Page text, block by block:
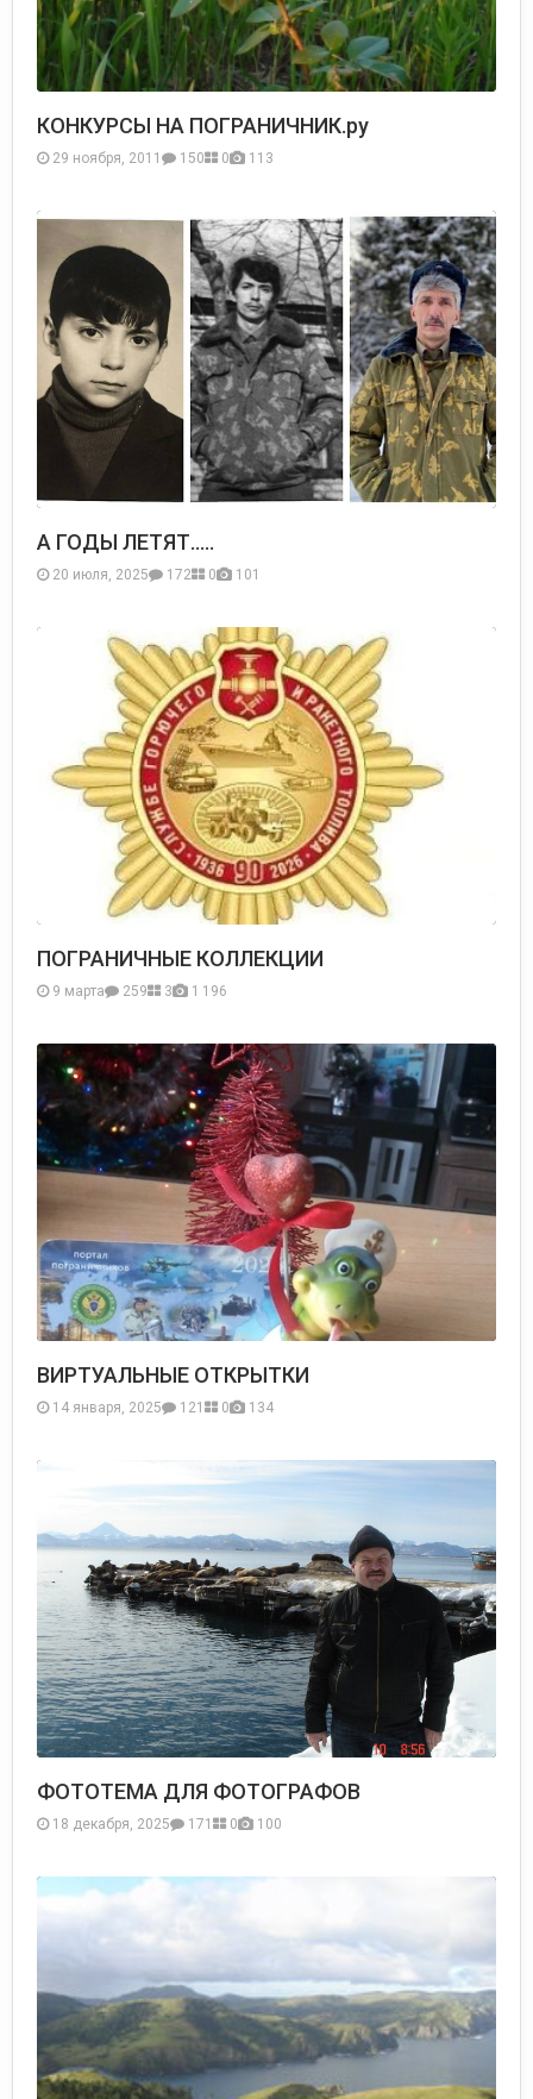
КОНКУРСЫ НА ПОГРАНИЧНИК.ру
29 ноября, 2011 150 0 113
А ГОДЫ ЛЕТЯТ.....
20 июля, 2025 172 0 101
ПОГРАНИЧНЫЕ КОЛЛЕКЦИИ
9 марта 259 3 1 196
ВИРТУАЛЬНЫЕ ОТКРЫТКИ
14 января, 2025 121 0 134
ФОТОТЕМА ДЛЯ ФОТОГРАФОВ
18 декабря, 2025 171 0 100